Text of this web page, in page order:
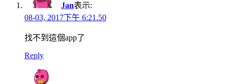
Jan表示:
08-03, 2017下午 6:21.50
找不到這個app了
Reply